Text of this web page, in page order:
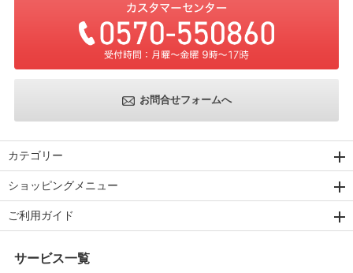
お問合せフォームへ
カテゴリー
ショッピングメニュー
ご利用ガイド
サービス一覧